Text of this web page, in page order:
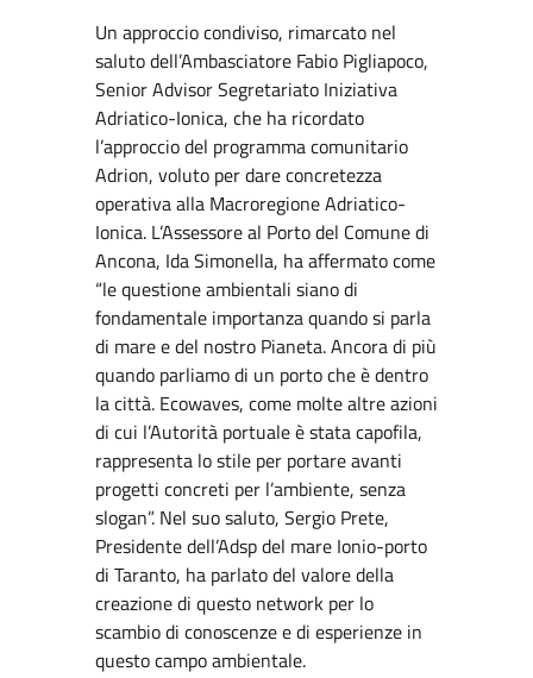
Un approccio condiviso, rimarcato nel
saluto dell’Ambasciatore Fabio Pigliapoco,
Senior Advisor Segretariato Iniziativa
Adriatico-Ionica, che ha ricordato
l’approccio del programma comunitario
Adrion, voluto per dare concretezza
operativa alla Macroregione Adriatico-
Ionica. L’Assessore al Porto del Comune di
Ancona, Ida Simonella, ha affermato come
“le questione ambientali siano di
fondamentale importanza quando si parla
di mare e del nostro Pianeta. Ancora di più
quando parliamo di un porto che è dentro
la città. Ecowaves, come molte altre azioni
di cui l’Autorità portuale è stata capofila,
rappresenta lo stile per portare avanti
progetti concreti per l’ambiente, senza
slogan”. Nel suo saluto, Sergio Prete,
Presidente dell’Adsp del mare Ionio-porto
di Taranto, ha parlato del valore della
creazione di questo network per lo
scambio di conoscenze e di esperienze in
questo campo ambientale.